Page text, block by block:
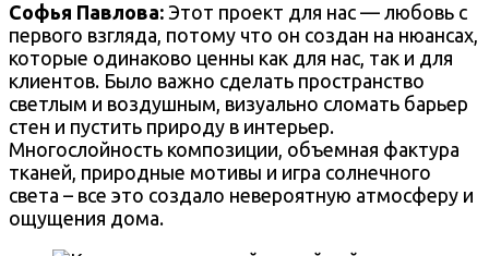
Софья Павлова: Этот проект для нас — любовь с
первого взгляда, потому что он создан на нюансах,
которые одинаково ценны как для нас, так и для
клиентов. Было важно сделать пространство
светлым и воздушным, визуально сломать барьер
стен и пустить природу в интерьер.
Многослойность композиции, объемная фактура
тканей, природные мотивы и игра солнечного
света – все это создало невероятную атмосферу и
ощущения дома.